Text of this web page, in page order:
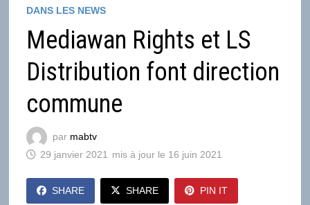
DANS LES NEWS
Mediawan Rights et LS
Distribution font direction
commune
par mabtv
29 janvier 2021
16 juin 2021
SHARE SHARE PIN IT